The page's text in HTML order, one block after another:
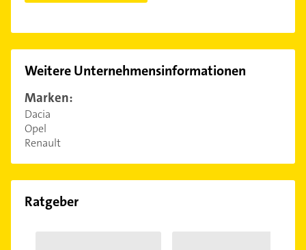
Weitere Unternehmensinformationen
Marken:
Dacia
Opel
Renault
Ratgeber